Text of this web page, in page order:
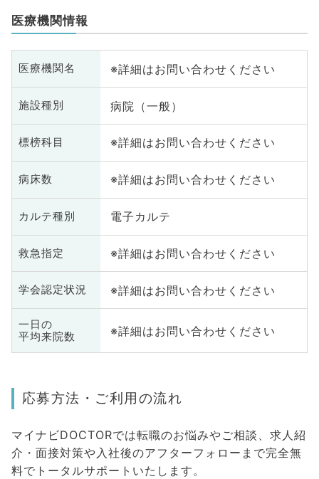
医療機関情報
医療機関名 ※詳細はお問い合わせください
施設種別 病院（一般）
標榜科目 ※詳細はお問い合わせください
病床数 ※詳細はお問い合わせください
カルテ種別 電子カルテ
救急指定 ※詳細はお問い合わせください
学会認定状況 ※詳細はお問い合わせください
一日の
平均来院数
※詳細はお問い合わせください
応募方法・ご利用の流れ
マイナビDOCTORでは転職のお悩みやご相談、求人紹
介・面接対策や入社後のアフターフォローまで完全無
料でトータルサポートいたします。